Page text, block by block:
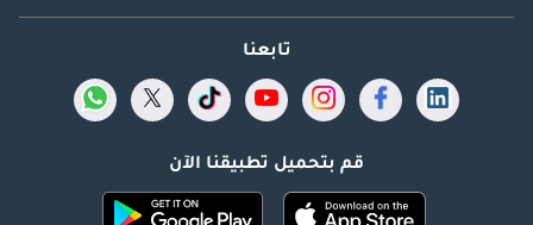
تابعنا
قم بتحميل تطبيقنا الآن